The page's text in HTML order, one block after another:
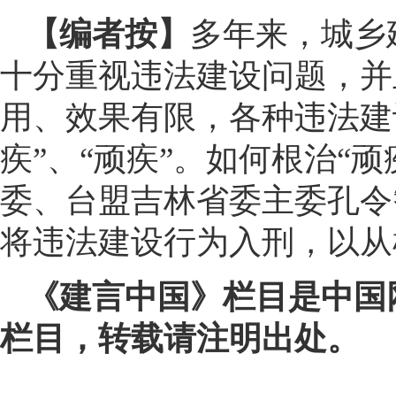
【编者按】 多年来，城
十分重视违法建设问题，
用、效果有限，各种违法
疾”、“顽疾”。如何根治“
委、台盟吉林省委主委孔
将违法建设行为入刑，以
《建言中国》栏目是中
栏目，转载请注明出处。